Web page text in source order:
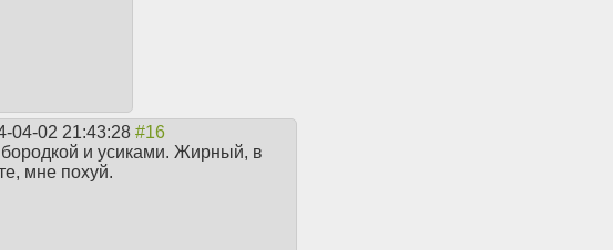
04-02 21:43:28
бородкой и усиками. Жирный, в
мне похуй.